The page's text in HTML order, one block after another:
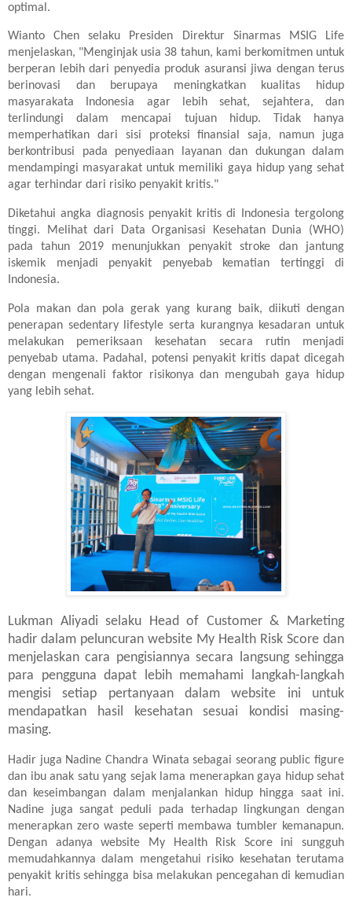
optimal.
Wianto Chen selaku Presiden Direktur Sinarmas MSIG Life
menjelaskan, "Menginjak usia 38 tahun, kami berkomitmen untuk
berperan lebih dari penyedia produk asuransi jiwa dengan terus
berinovasi dan berupaya meningkatkan kualitas hidup
masyarakata Indonesia agar lebih sehat, sejahtera, dan
terlindungi dalam mencapai tujuan hidup. Tidak hanya
memperhatikan dari sisi proteksi finansial saja, namun juga
berkontribusi pada penyediaan layanan dan dukungan dalam
mendampingi masyarakat untuk memiliki gaya hidup yang sehat
agar terhindar dari risiko penyakit kritis."
Diketahui angka diagnosis penyakit kritis di Indonesia tergolong
tinggi. Melihat dari Data Organisasi Kesehatan Dunia (WHO)
pada tahun 2019 menunjukkan penyakit stroke dan jantung
iskemik menjadi penyakit penyebab kematian tertinggi di
Indonesia.
Pola makan dan pola gerak yang kurang baik, diikuti dengan
penerapan sedentary lifestyle serta kurangnya kesadaran untuk
melakukan pemeriksaan kesehatan secara rutin menjadi
penyebab utama. Padahal, potensi penyakit kritis dapat dicegah
dengan mengenali faktor risikonya dan mengubah gaya hidup
yang lebih sehat.
Lukman Aliyadi selaku Head of Customer & Marketing
hadir dalam peluncuran website My Health Risk Score dan
menjelaskan cara pengisiannya secara langsung sehingga
para pengguna dapat lebih memahami langkah-langkah
mengisi setiap pertanyaan dalam website ini untuk
mendapatkan hasil kesehatan sesuai kondisi masing-
masing.
Hadir juga Nadine Chandra Winata sebagai seorang public figure
dan ibu anak satu yang sejak lama menerapkan gaya hidup sehat
dan keseimbangan dalam menjalankan hidup hingga saat ini.
Nadine juga sangat peduli pada terhadap lingkungan dengan
menerapkan zero waste seperti membawa tumbler kemanapun.
Dengan adanya website My Health Risk Score ini sungguh
memudahkannya dalam mengetahui risiko kesehatan terutama
penyakit kritis sehingga bisa melakukan pencegahan di kemudian
hari.